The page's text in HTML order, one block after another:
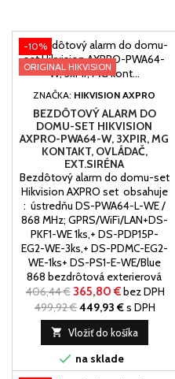
-10%
ORIGINAL HIKVISION
ZNAČKA: HIKVISION AXPRO
BEZDÔTOVÝ ALARM DO
DOMU-SET HIKVISION
AXPRO-PWA64-W, 3XPIR, MG
KONTAKT, OVLÁDAČ,
EXT.SIRÉNA
Bezdôtový alarm do domu-set
Hikvision AXPRO set obsahuje
: ústredňu DS-PWA64-L-WE /
868 MHz; GPRS/WiFi/LAN+DS-
PKF1-WE 1ks,+ DS-PDP15P-
EG2-WE-3ks,+ DS-PDMC-EG2-
WE-1ks+ DS-PS1-E-WE/Blue
868 bezdrôtová exterierová
siréna
406,44 € 365,80 €bez DPH
499,92 €449,93 €s DPH
 Vložiť do košíka
 na sklade